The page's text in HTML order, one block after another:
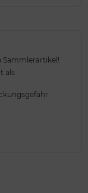
Sammlerartikel!
als